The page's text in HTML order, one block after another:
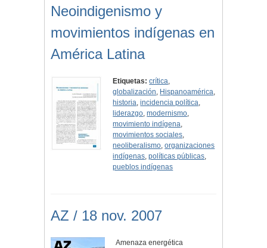
Neoindigenismo y
movimientos indígenas en
América Latina
Etiquetas: crítica,
globalización, Hispanoamérica,
historia,incidencia política,
liderazgo,modernismo,
movimiento indígena,
movimientos sociales,
neoliberalismo,organizaciones
indígenas,políticas públicas,
pueblos indígenas
AZ / 18 nov. 2007
Amenaza energética